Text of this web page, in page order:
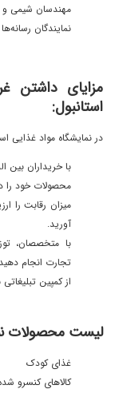
مهندسان شیمی و
نمایندگان رسانه‌ها
مزایای داشتن
استانبول:
در نمایشگاه مواد غذایی
با خریداران بین
محصولات خود را
میزان رقابت را
آورید.
با متخصصان،
تجارت انجام
از کمپین
لیست محصولات
غذای کودک
کالاهای کنسرو